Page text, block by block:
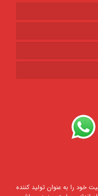
درب آسيا از سال 1386 فعالیت خود را به عنوان تولید کننده